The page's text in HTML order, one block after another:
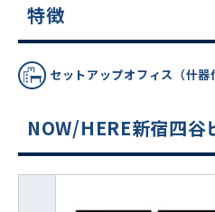
特徴
セットアップオフィス（什器
NOW/HERE新宿四谷